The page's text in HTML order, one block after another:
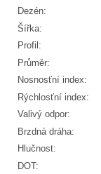
Dezén:
Šířka:
Profil:
Průměr:
Nosnosťní index:
Rýchlosťní index:
Valivý odpor:
Brzdná dráha:
Hlučnost:
DOT: